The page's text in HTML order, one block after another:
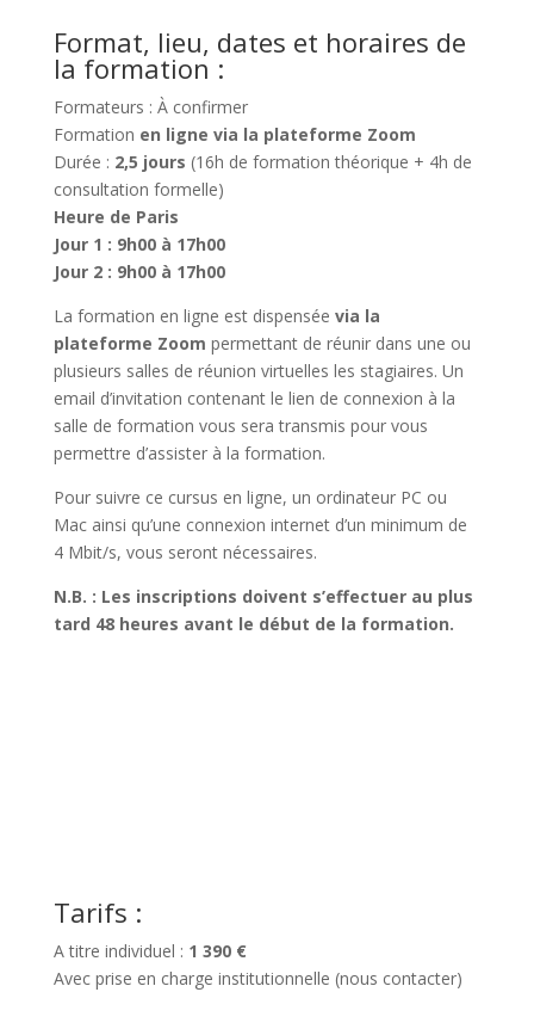
Format, lieu, dates et horaires de
la formation :
Formateurs : À confirmer
Formation en ligne via la plateforme Zoom
Durée : 2,5 jours (16h de formation théorique + 4h de
consultation formelle)
Heure de Paris
Jour 1 : 9h00 à 17h00
Jour 2 : 9h00 à 17h00
La formation en ligne est dispensée via la
plateforme Zoom permettant de réunir dans une ou
plusieurs salles de réunion virtuelles les stagiaires. Un
email d’invitation contenant le lien de connexion à la
salle de formation vous sera transmis pour vous
permettre d’assister à la formation.
Pour suivre ce cursus en ligne, un ordinateur PC ou
Mac ainsi qu’une connexion internet d’un minimum de
4 Mbit/s, vous seront nécessaires.
N.B. : Les inscriptions doivent s’effectuer au plus
tard 48 heures avant le début de la formation.
Tarifs :
A titre individuel : 1 390 €
Avec prise en charge institutionnelle (nous contacter)